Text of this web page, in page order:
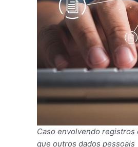
Caso envolvendo
que outros dados pessoais